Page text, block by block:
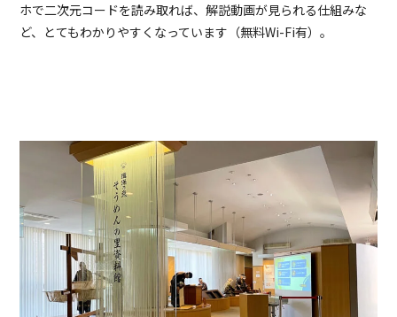
ホで二次元コードを読み取れば、解説動画が見られる仕組みな
ど、とてもわかりやすくなっています（無料Wi-Fi有）。